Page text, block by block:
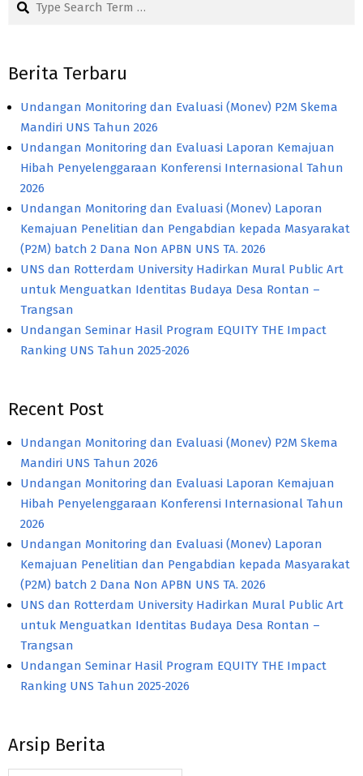
Berita Terbaru
Undangan Monitoring dan Evaluasi (Monev) P2M Skema
Mandiri UNS Tahun 2026
Undangan Monitoring dan Evaluasi Laporan Kemajuan
Hibah Penyelenggaraan Konferensi Internasional Tahun
2026
Undangan Monitoring dan Evaluasi (Monev) Laporan
Kemajuan Penelitian dan Pengabdian kepada Masyarakat
(P2M) batch 2 Dana Non APBN UNS TA. 2026
UNS dan Rotterdam University Hadirkan Mural Public Art
untuk Menguatkan Identitas Budaya Desa Rontan –
Trangsan
Undangan Seminar Hasil Program EQUITY THE Impact
Ranking UNS Tahun 2025-2026
Recent Post
Undangan Monitoring dan Evaluasi (Monev) P2M Skema
Mandiri UNS Tahun 2026
Undangan Monitoring dan Evaluasi Laporan Kemajuan
Hibah Penyelenggaraan Konferensi Internasional Tahun
2026
Undangan Monitoring dan Evaluasi (Monev) Laporan
Kemajuan Penelitian dan Pengabdian kepada Masyarakat
(P2M) batch 2 Dana Non APBN UNS TA. 2026
UNS dan Rotterdam University Hadirkan Mural Public Art
untuk Menguatkan Identitas Budaya Desa Rontan –
Trangsan
Undangan Seminar Hasil Program EQUITY THE Impact
Ranking UNS Tahun 2025-2026
Arsip Berita